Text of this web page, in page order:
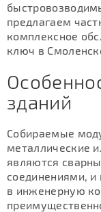
предлагаем
комплексное
ключ в
зданий
Собираемые
металлические
являются
соединениями,
в инженерную